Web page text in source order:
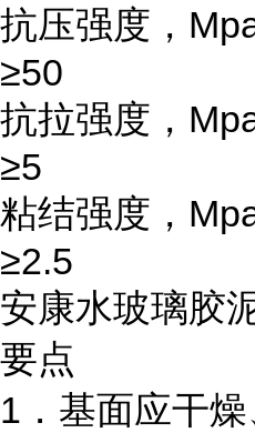
抗压强度，
≥50
抗拉强度，
≥5
粘结强度，
≥2.5
安康水玻璃胶
要点
1．基面应干